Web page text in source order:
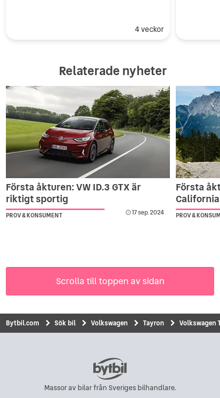
4 veckor
Relaterade nyheter
Första åkturen: VW ID.3 GTX är
riktigt sportig
PROV & KONSUMENT 17 sep. 2024
Första
California
PROV &
Scrolla till toppen av sidan
Bytbil.com Sök bil Volkswagen Tayron Volkswagen
Massor av bilar från Sveriges bilhandlare.